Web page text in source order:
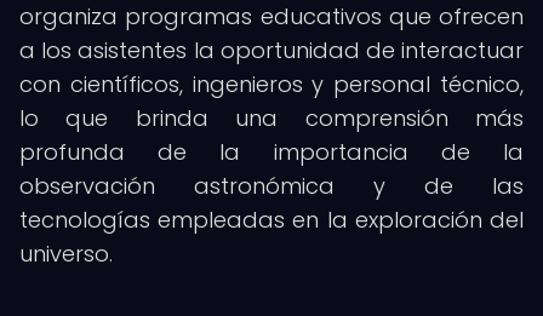
organiza programas educativos que ofrecen
a los asistentes la oportunidad de interactuar
con científicos, ingenieros y personal técnico,
lo que brinda una comprensión más
profunda de la importancia de la
observación astronómica y de las
tecnologías empleadas en la exploración del
universo.